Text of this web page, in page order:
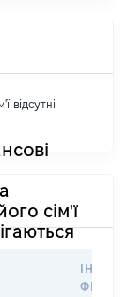
відсутні
сім'ї